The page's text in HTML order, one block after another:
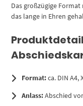
Das großzügige
das lange in Ehren
Format:ca. DIN A4,
Anlass:Abschied